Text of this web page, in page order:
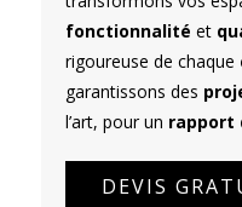
fonctionnalité et
rigoureuse de chaque
garantissons des
l’art, pour un rapport
DEVIS